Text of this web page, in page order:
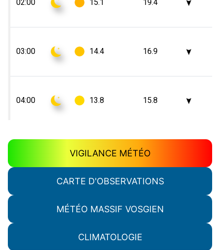
VIGILANCE MÉTÉO
CARTE D'OBSERVATIONS
MÉTÉO MASSIF VOSGIEN
CLIMATOLOGIE